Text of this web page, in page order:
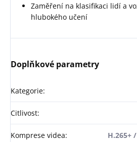
Zaměření na klasifikaci lidí a
hlubokého učení
Doplňkové parametry
Kategorie:
Citlivost:
Komprese videa: H.265+